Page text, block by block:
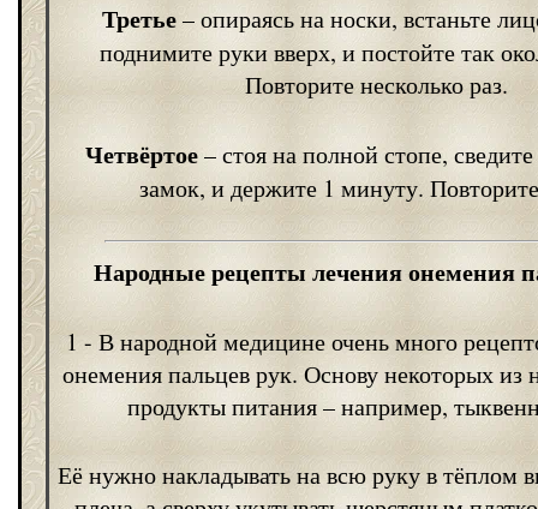
Третье– опираясь на носки, встаньте
поднимите руки вверх, и постойте так
Повторите несколько раз.
Четвёртое– стоя на полной стопе,
замок, и держите 1 минуту.
Народные рецепты лечения онемения
1 - В народной медицине очень много
онемения пальцев рук. Основу некоторых из
продукты питания – например,
Её нужно накладывать на всю руку в тёплом